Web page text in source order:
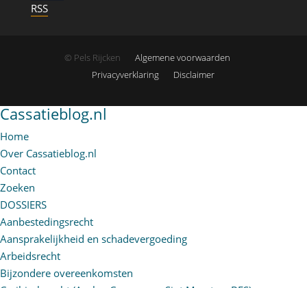
RSS
© Pels Rijcken
Algemene voorwaarden
Privacyverklaring
Disclaimer
Cassatieblog.nl
Home
Over Cassatieblog.nl
Contact
Zoeken
DOSSIERS
Aanbestedingsrecht
Aansprakelijkheid en schadevergoeding
Arbeidsrecht
Bijzondere overeenkomsten